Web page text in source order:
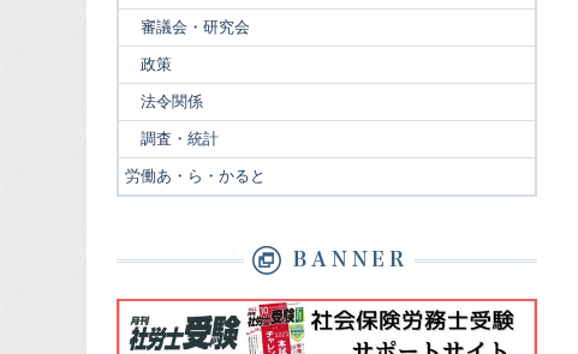
審議会・研究会
政策
法令関係
調査・統計
労働あ・ら・かると